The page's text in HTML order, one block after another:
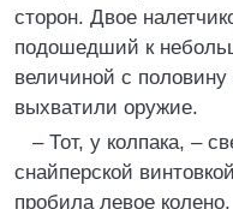
сторон. Двое
подошедший к
величиной с
выхватили оружие.
– Тот, у колпака, –
снайперской
пробила левое колено.